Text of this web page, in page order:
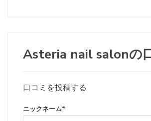
Asteria nail salonの
口コミを投稿する
ニックネーム*